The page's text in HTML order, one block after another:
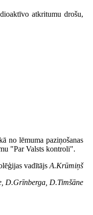
atkritumu drošu,
no lēmuma paziņošanas
"Par Valsts kontroli".
vadītājs A.Krūmiņš
D.Grīnberga, D.Timšāne